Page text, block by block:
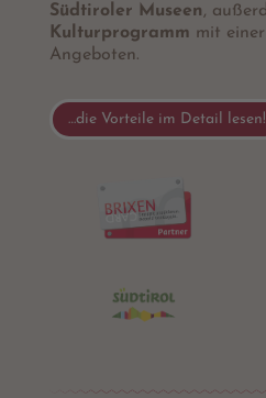
Südtiroler Museen,
Kulturprogramm mit
Angeboten.
…die Vorteile im Detail lesen!